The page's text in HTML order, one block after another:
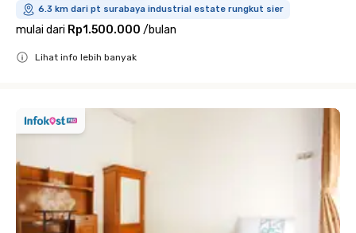
6.3 km dari pt surabaya industrial estate rungkut sier
mulai dari Rp1.500.000 /bulan
Lihat info lebih banyak